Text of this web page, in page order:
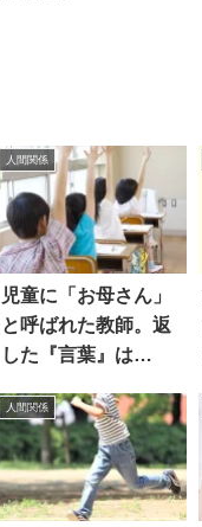
人間関係
児童に「お母さん」
と呼ばれた教師。返
した『言葉』は…
人間関係